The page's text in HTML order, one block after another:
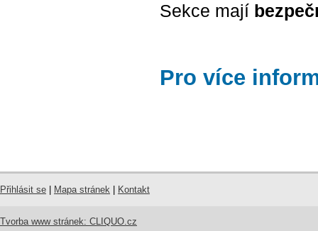
Sekce mají
Pro více
Přihlásit se Mapa stránek Kontakt
Tvorba www stránek: CLIQUO.cz